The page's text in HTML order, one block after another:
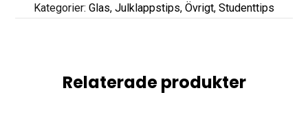
Kategorier: Glas, Julklappstips, Övrigt, Studenttips
Relaterade produkter